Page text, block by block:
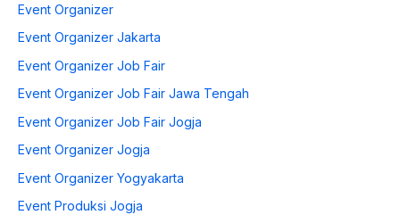
Event Organizer
Event Organizer Jakarta
Event Organizer Job Fair
Event Organizer Job Fair Jawa Tengah
Event Organizer Job Fair Jogja
Event Organizer Jogja
Event Organizer Yogyakarta
Event Produksi Jogja